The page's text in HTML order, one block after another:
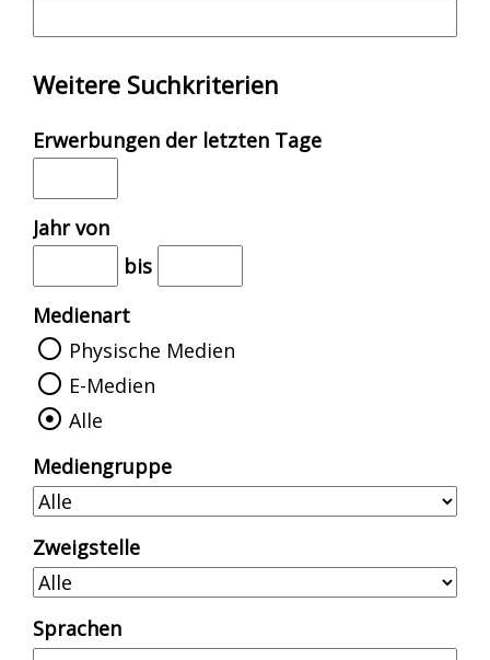
Weitere Suchkriterien
Erwerbungen der letzten Tage
Jahr von
bis
Medienart
Physische Medien
E-Medien
Alle
Mediengruppe
Zweigstelle
Sprachen